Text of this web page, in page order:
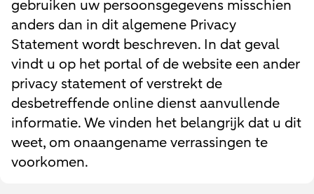
gebruiken uw persoonsgegevens misschien
anders dan in dit algemene Privacy
Statement wordt beschreven. In dat geval
vindt u op het portal of de website een ander
privacy statement of verstrekt de
desbetreffende online dienst aanvullende
informatie. We vinden het belangrijk dat u dit
weet, om onaangename verrassingen te
voorkomen.